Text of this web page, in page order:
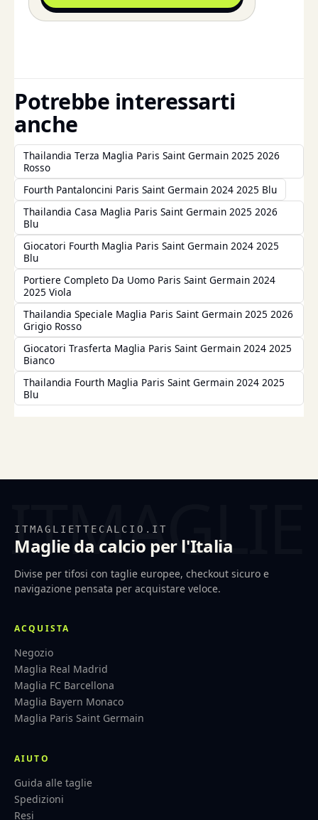
Potrebbe interessarti
anche
Thailandia Terza Maglia Paris Saint Germain 2025 2026
Rosso
Fourth Pantaloncini Paris Saint Germain 2024 2025 Blu
Thailandia Casa Maglia Paris Saint Germain 2025 2026
Blu
Giocatori Fourth Maglia Paris Saint Germain 2024 2025
Blu
Portiere Completo Da Uomo Paris Saint Germain 2024
2025 Viola
Thailandia Speciale Maglia Paris Saint Germain 2025 2026
Grigio Rosso
Giocatori Trasferta Maglia Paris Saint Germain 2024 2025
Bianco
Thailandia Fourth Maglia Paris Saint Germain 2024 2025
Blu
ITMAGLIETTECALCIO.IT
Maglie da calcio per l'Italia
Divise per tifosi con taglie europee, checkout sicuro e
navigazione pensata per acquistare veloce.
ACQUISTA
Negozio
Maglia Real Madrid
Maglia FC Barcellona
Maglia Bayern Monaco
Maglia Paris Saint Germain
AIUTO
Guida alle taglie
Spedizioni
Resi